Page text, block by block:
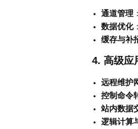
通道管理
数据优化
缓存与补
4. 高级应
远程维护
控制命令
站内数据
逻辑计算